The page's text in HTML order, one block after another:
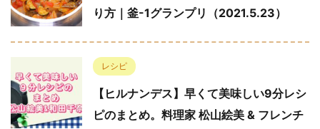
り方｜釜-1グランプリ（2021.5.23）
レシピ
【ヒルナンデス】早くて美味しい9分レシ
ピのまとめ。料理家 松山絵美 & フレンチ